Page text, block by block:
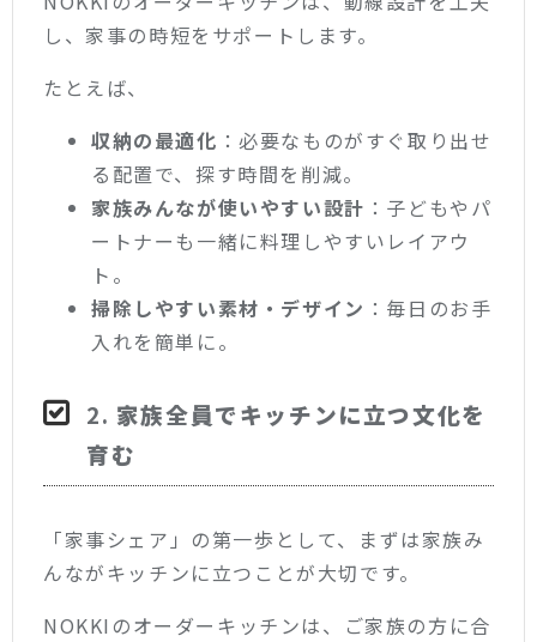
し、家事の時短をサポートします。
たとえば、
収納の最適化 ：必要なものがすぐ取り出せ
る配置で、探す時間を削減。
家族みんなが使いやすい設計 ：子どもやパ
ートナーも一緒に料理しやすいレイアウ
ト。
掃除しやすい素材・デザイン ：毎日のお手
入れを簡単に。
2. 家族全員でキッチンに立つ文化を
育む
「家事シェア」の第一歩として、まずは家族み
んながキッチンに立つことが大切です。
NOKKIのオーダーキッチンは、ご家族の方に合